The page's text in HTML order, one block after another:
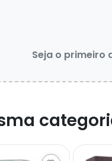
Seja o primeiro